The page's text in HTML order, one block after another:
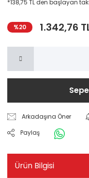
*138,75 TL den başlayan
%20 1.342,76
Arkadaşına Öner
Paylaş
Ürün Bilgisi